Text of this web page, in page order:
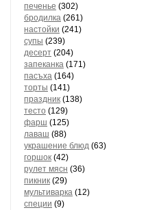
печенье (302)
бродилка (261)
настойки (241)
супы (239)
десерт (204)
запеканка (171)
пасъха (164)
торты (141)
праздник (138)
тесто (129)
фарш (125)
лаваш (88)
украшение блюд (63)
горшок (42)
рулет мясн (36)
пикник (29)
мультиварка (12)
специи (9)